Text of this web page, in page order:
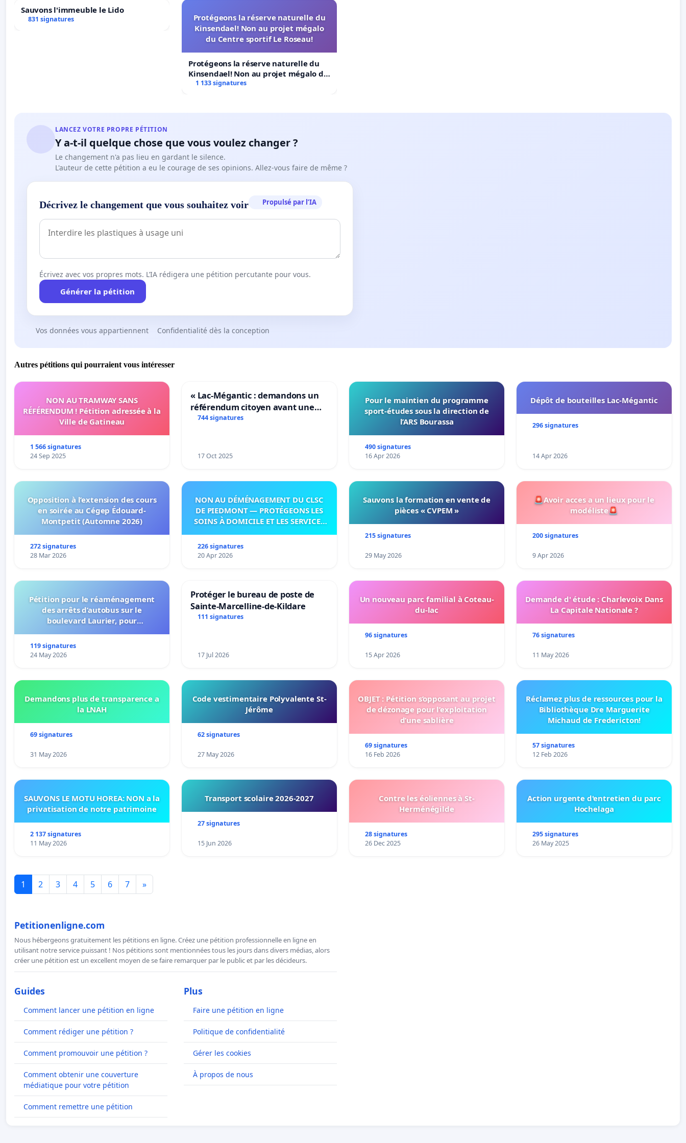
Sauvons l'immeuble le Lido
831 signatures
Protégeons la réserve naturelle du
Kinsendael! Non au projet mégalo
du Centre sportif Le Roseau!
Protégeons la réserve naturelle du
Kinsendael! Non au projet mégalo du
Centre sportif Le Roseau!
1 133 signatures
LANCEZ VOTRE PROPRE PÉTITION
Y a-t-il quelque chose que vous voulez changer ?
Le changement n'a pas lieu en gardant le silence.
L'auteur de cette pétition a eu le courage de ses opinions. Allez-vous faire de même ?
Décrivez le changement que vous souhaitez voir Propulsé par l’IA
Écrivez avec vos propres mots. L’IA rédigera une pétition percutante pour vous.
Générer la pétition
Vos données vous appartiennent Confidentialité dès la conception
Autres pétitions qui pourraient vous intéresser
NON AU TRAMWAY SANS
RÉFÉRENDUM ! Pétition adressée à la
Ville de Gatineau
1 566 signatures
24 Sep 2025
« Lac-Mégantic : demandons un
référendum citoyen avant une
transformation irréversible de
744 signatures
17 Oct 2025
Pour le maintien du programme
sport-études sous la direction de
l’ARS Bourassa
490 signatures
16 Apr 2026
Dépôt de bouteilles Lac-Mégantic
296 signatures
14 Apr 2026
Opposition à l’extension des cours
en soirée au Cégep Édouard-
Montpetit (Automne 2026)
272 signatures
28 Mar 2026
NON AU DÉMÉNAGEMENT DU CLSC
DE PIEDMONT — PROTÉGEONS LES
SOINS À DOMICILE ET LES SERVICES
226 signatures
20 Apr 2026
Sauvons la formation en vente de
pièces « CVPEM »
215 signatures
29 May 2026
🚨Avoir acces a un lieux pour le
modéliste🚨
200 signatures
9 Apr 2026
Pétition pour le réaménagement
des arrêts d’autobus sur le
boulevard Laurier, pour
connexion 805-802 à établir
119 signatures
24 May 2026
Protéger le bureau de poste de
Sainte-Marcelline-de-Kildare
111 signatures
17 Jul 2026
Un nouveau parc familial à Coteau-
du-lac
96 signatures
15 Apr 2026
Demande d' étude : Charlevoix Dans
La Capitale Nationale ?
76 signatures
11 May 2026
Demandons plus de transparence a
la LNAH
69 signatures
31 May 2026
Code vestimentaire Polyvalente St-
Jérôme
62 signatures
27 May 2026
OBJET : Pétition s’opposant au projet
de dézonage pour l’exploitation
d’une sablière
69 signatures
16 Feb 2026
Réclamez plus de ressources pour la
Bibliothèque Dre Marguerite
Michaud de Fredericton!
57 signatures
12 Feb 2026
SAUVONS LE MOTU HOREA: NON a la
privatisation de notre patrimoine
2 137 signatures
11 May 2026
Transport scolaire 2026-2027
27 signatures
15 Jun 2026
Contre les éoliennes à St-
Herménégilde
28 signatures
26 Dec 2025
Action urgente d'entretien du parc
Hochelaga
295 signatures
26 May 2025
1 2 3 4 5 6 7 »
Petitionenligne.com
Nous hébergeons gratuitement les pétitions en ligne. Créez une pétition professionnelle en ligne en
utilisant notre service puissant ! Nos pétitions sont mentionnées tous les jours dans divers médias, alors
créer une pétition est un excellent moyen de se faire remarquer par le public et par les décideurs.
Guides
Comment lancer une pétition en ligne
Comment rédiger une pétition ?
Comment promouvoir une pétition ?
Comment obtenir une couverture
médiatique pour votre pétition
Comment remettre une pétition
Plus
Faire une pétition en ligne
Politique de confidentialité
Gérer les cookies
À propos de nous